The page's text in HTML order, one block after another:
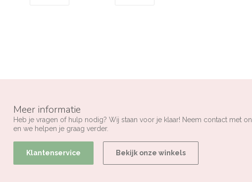
Meer informatie
Heb je vragen of hulp nodig? Wij staan voor je klaar! Neem contact met
en we helpen je graag verder.
Klantenservice Bekijk onze winkels